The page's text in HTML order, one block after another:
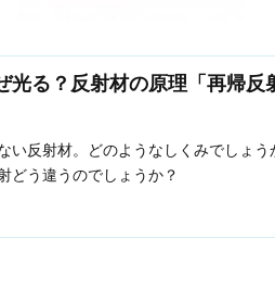
光る？反射材の原理「再帰反
い反射材。どのようなしくみでしょ
どう違うのでしょうか？